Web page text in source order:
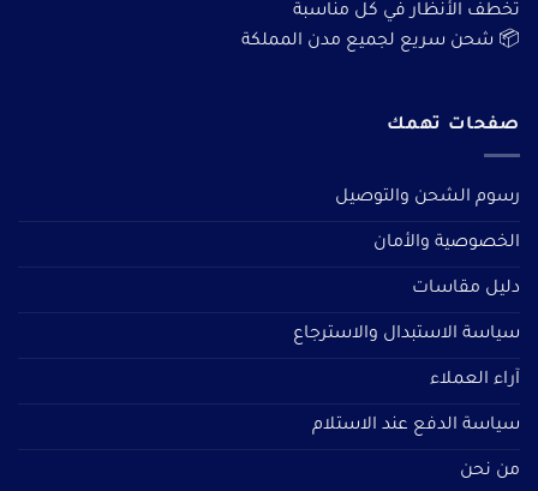
تخطف الأنظار في كل مناسبة
📦 شحن سريع لجميع مدن المملكة
صفحات تهمك
رسوم الشحن والتوصيل
الخصوصية والأمان
دليل مقاسات
سياسة الاستبدال والاسترجاع
آراء العملاء
سياسة الدفع عند الاستلام
من نحن